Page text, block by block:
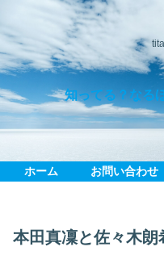
知ってる？なる
ホーム お問い合わせ
本田真凜と佐々木朗